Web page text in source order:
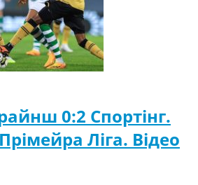
0:2 Спортінг.
Ліга. Відео